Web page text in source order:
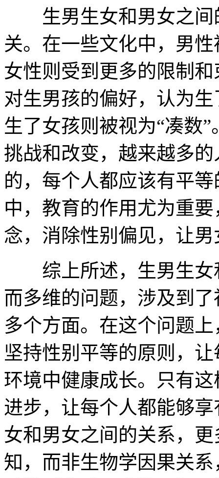
生男生女和男女之间
关。在一些文化中，男
女性则受到更多的限制
对生男孩的偏好，认为
生了女孩则被视为“凑数
挑战和改变，越来越多
的，每个人都应该有平
中，教育的作用尤为重
念，消除性别偏见，让
综上所述，生男生女
而多维的问题，涉及到
多个方面。在这个问题
坚持性别平等的原则，
环境中健康成长。只有
进步，让每个人都能够
女和男女之间的关系，
知，而非生物学因果关